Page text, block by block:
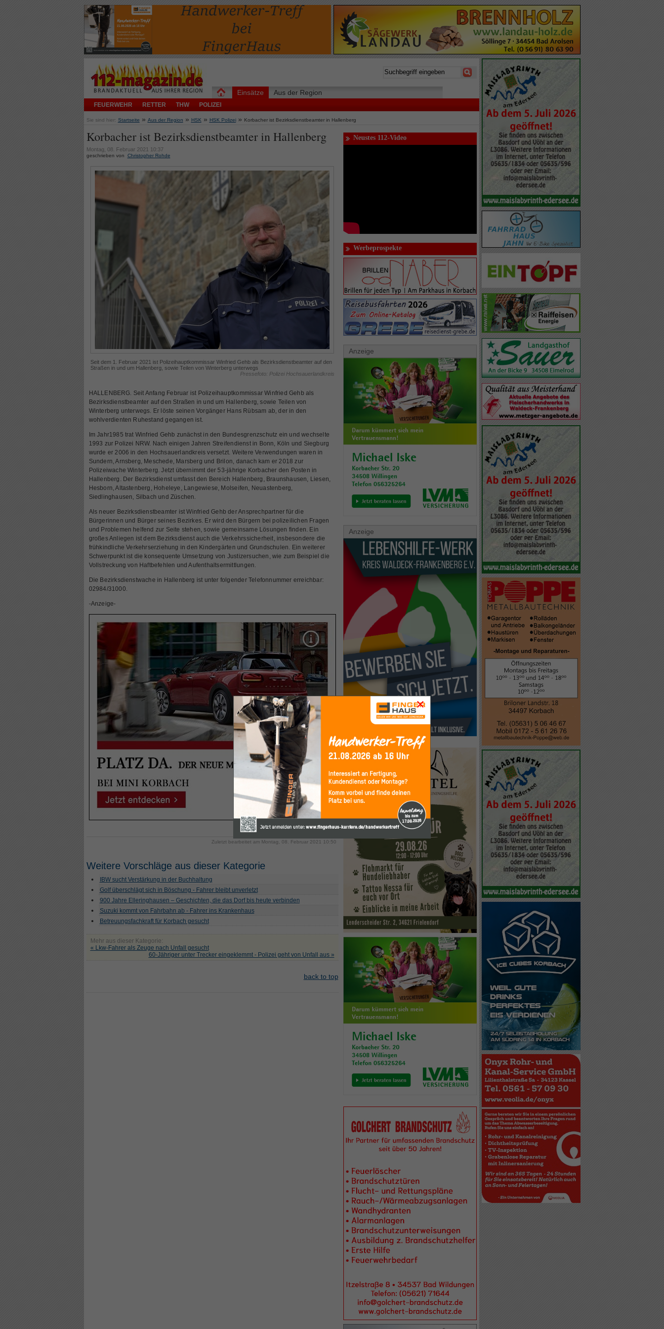
Einsätze
FEUERWEHR RETTER THW POLIZEI
Aus der Region
Sie sind hier: Startseite » Aus der Region » HSK » HSK Polizei » Korbacher ist Bezirksdienstbeamter in Hallenberg
Korbacher ist Bezirksdienstbeamter in Hallenberg
Montag, 08. Februar 2021 10:37
geschrieben von Christopher Rohde
Seit dem 1. Februar 2021 ist Polizeihauptkommissar Winfried Gehb als Bezirksdienstbeamter auf den
Straßen in und um Hallenberg, sowie Teilen von Winterberg unterwegs
Pressefoto: Polizei Hochsauerlandkreis
HALLENBERG. Seit Anfang Februar ist Polizeihauptkommissar Winfried Gehb als
Bezirksdienstbeamter auf den Straßen in und um Hallenberg, sowie Teilen von
Winterberg unterwegs. Er löste seinen Vorgänger Hans Rübsam ab, der in den
wohlverdienten Ruhestand gegangen ist.
Im Jahr1985 trat Winfried Gehb zunächst in den Bundesgrenzschutz ein und wechselte
1993 zur Polizei NRW. Nach einigen Jahren Streifendienst in Bonn, Köln und Siegburg
wurde er 2006 in den Hochsauerlandkreis versetzt. Weitere Verwendungen waren in
Sundern, Arnsberg, Meschede, Marsberg und Brilon, danach kam er 2018 zur
Polizeiwache Winterberg. Jetzt übernimmt der 53-jährige Korbacher den Posten in
Hallenberg. Der Bezirksdienst umfasst den Bereich Hallenberg, Braunshausen, Liesen,
Hesborn, Altastenberg, Hoheleye, Langewiese, Molseifen, Neuastenberg,
Siedlinghausen, Silbach und Züschen.
Als neuer Bezirksdienstbeamter ist Winfried Gehb der Ansprechpartner für die
Bürgerinnen und Bürger seines Bezirkes. Er wird den Bürgern bei polizeilichen Fragen
und Problemen helfend zur Seite stehen, sowie gemeinsame Lösungen finden. Ein
großes Anliegen ist dem Bezirksdienst auch die Verkehrssicherheit, insbesondere die
frühkindliche Verkehrserziehung in den Kindergärten und Grundschulen. Ein weiterer
Schwerpunkt ist die konsequente Umsetzung von Justizersuchen, wie zum Beispiel die
Vollstreckung von Haftbefehlen und Aufenthaltsermittlungen.
Die Bezirksdienstwache in Hallenberg ist unter folgender Telefonnummer erreichbar:
02984/31000.
-Anzeige-
Zuletzt bearbeitet am Montag, 08. Februar 2021 10:50
Weitere Vorschläge aus dieser Kategorie
IBW sucht Verstärkung in der Buchhaltung
Golf überschlägt sich in Böschung - Fahrer bleibt unverletzt
900 Jahre Elleringhausen – Geschichten, die das Dorf bis heute verbinden
Suzuki kommt von Fahrbahn ab - Fahrer ins Krankenhaus
Betreuungsfachkraft für Korbach gesucht
Mehr aus dieser Kategorie:
« Lkw-Fahrer als Zeuge nach Unfall gesucht
60-Jähriger unter Trecker eingeklemmt - Polizei geht von Unfall aus »
back to top
Neustes 112-Video
Werbeprospekte
Anzeige
Anzeige
×